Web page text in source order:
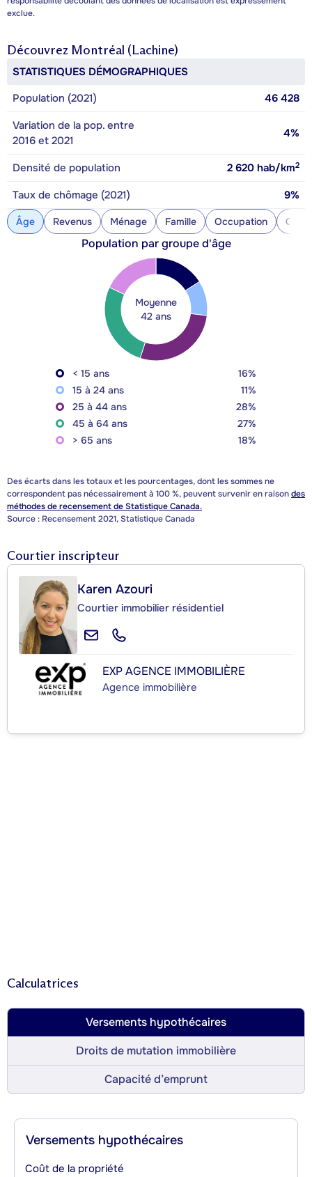
exclue.
Découvrez Montréal (Lachine)
STATISTIQUES DÉMOGRAPHIQUES
Population (2021)
46 428
Variation de la pop. entre
2016 et 2021
4%
Densité de population 2 620 hab/km2
Taux de chômage (2021) 9%
Âge Revenus Ménage Famille Occupation
Population par groupe d'âge
Moyenne
42 ans
< 15 ans
16%
15 à 24 ans
11%
25 à 44 ans
28%
45 à 64 ans
27%
> 65 ans
18%
Des écarts dans les totaux et les pourcentages, dont les sommes ne
correspondent pas nécessairement à 100 %, peuvent survenir en raisondes
méthodes de recensement de Statistique Canada.
Source : Recensement 2021, Statistique Canada
Courtier inscripteur
Karen Azouri
Courtier immobilier résidentiel
EXP AGENCE IMMOBILIÈRE
Agence immobilière
Calculatrices
Versements hypothécaires
Droits de mutation immobilière
Capacité d’emprunt
Versements hypothécaires
Coût de la propriété